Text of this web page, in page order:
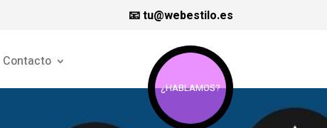
📧 tu@webestilo.es
Contacto
¿HABLAMOS?